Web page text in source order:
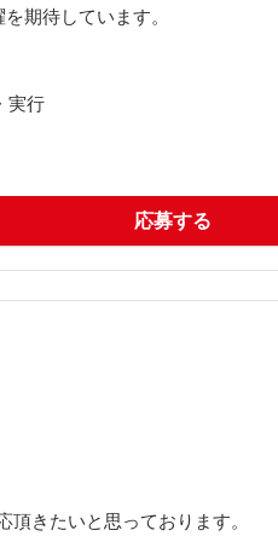
期待しています。
実行
ール
ォーム、BI/スプレッドシート
応募する
きたいと思っております。